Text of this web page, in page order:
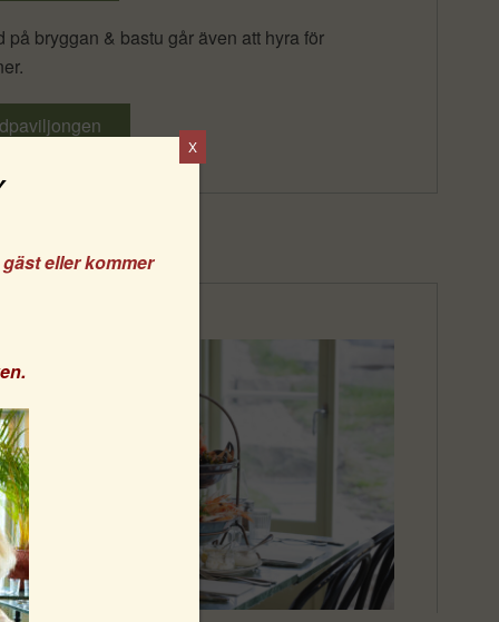
bryggan & bastu går även att hyra för
eller kommer
.
X
av